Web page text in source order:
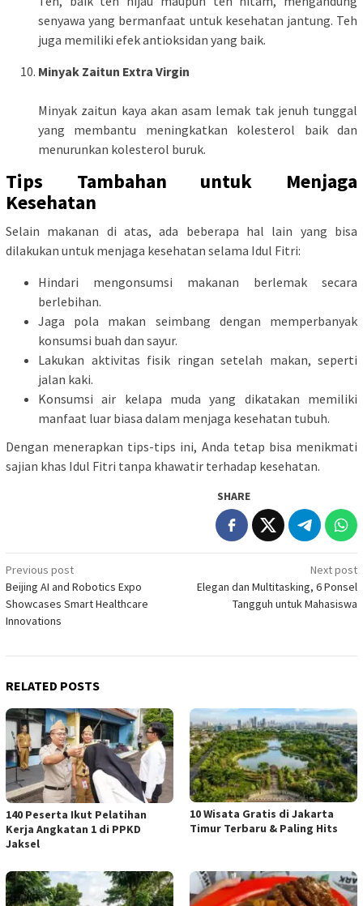
senyawa yang bermanfaat untuk kesehatan jantung. Teh
juga memiliki efek antioksidan yang baik.
Minyak Zaitun Extra Virgin
Minyak zaitun kaya akan asam lemak tak jenuh tunggal
yang membantu meningkatkan kolesterol baik dan
menurunkan kolesterol buruk.
Tips Tambahan untuk Menjaga
Kesehatan
Selain makanan di atas, ada beberapa hal lain yang bisa
dilakukan untuk menjaga kesehatan selama Idul Fitri:
Hindari mengonsumsi makanan berlemak secara
berlebihan.
Jaga pola makan seimbang dengan memperbanyak
konsumsi buah dan sayur.
Lakukan aktivitas fisik ringan setelah makan, seperti
jalan kaki.
Konsumsi air kelapa muda yang dikatakan memiliki
manfaat luar biasa dalam menjaga kesehatan tubuh.
Dengan menerapkan tips-tips ini, Anda tetap bisa menikmati
sajian khas Idul Fitri tanpa khawatir terhadap kesehatan.
SHARE
Post
navigation
Previous post
Beijing AI and Robotics Expo
Showcases Smart Healthcare
Innovations
Next post
Elegan dan Multitasking, 6 Ponsel
Tangguh untuk Mahasiswa
RELATED POSTS
140 Peserta Ikut Pelatihan
Kerja Angkatan 1 di PPKD
Jaksel
10 Wisata Gratis di Jakarta
Timur Terbaru & Paling Hits